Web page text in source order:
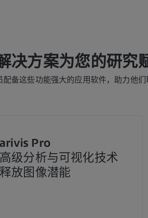
决方案为您的研究
配备这些功能强大的应用软件，助力他们
Pro
级分析与可视化技术
放图像潜能